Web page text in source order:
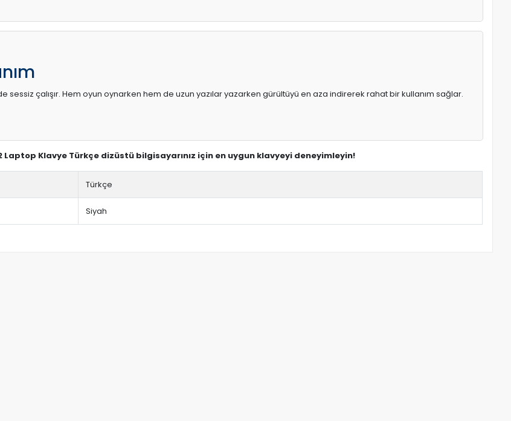
sessiz çalışır. Hem oyun oynarken hem de uzun yazılar yazarken gürültüyü en aza indirerek rahat bir kullanım sağlar.
Laptop Klavye Türkçe dizüstü bilgisayarınız için en uygun klavyeyi deneyimleyin!
Türkçe
Siyah